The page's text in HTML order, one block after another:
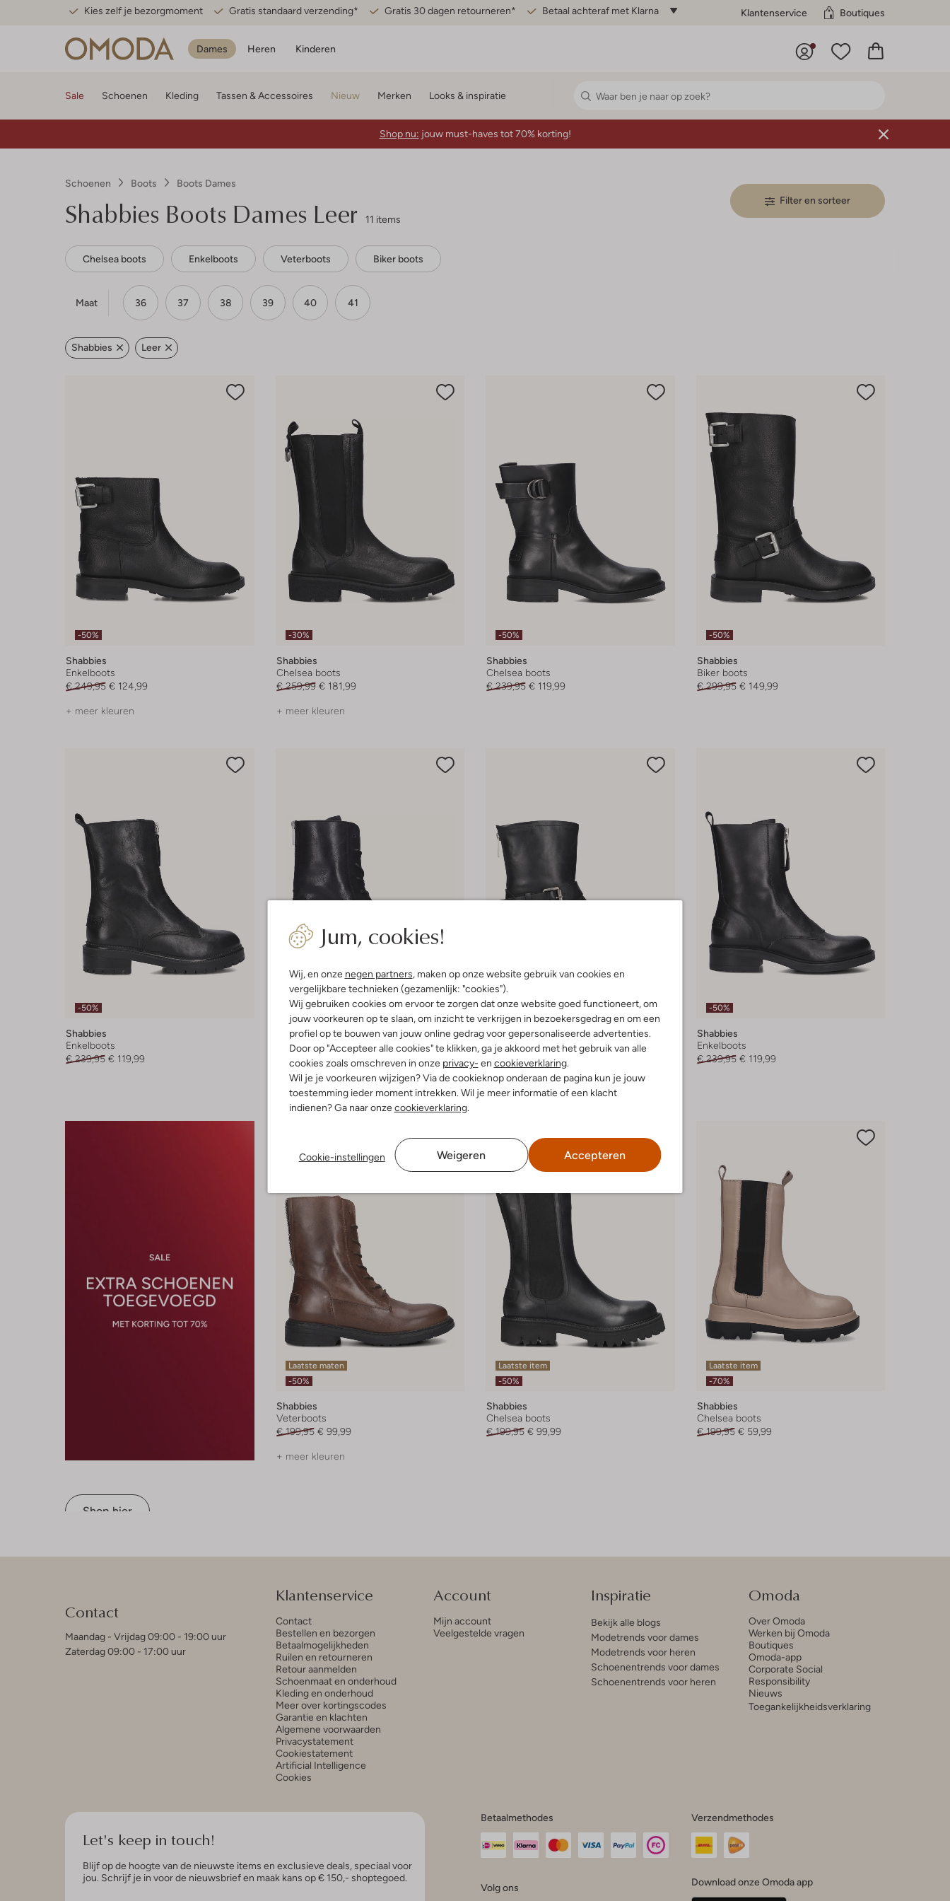
Kies zelf je bezorgmoment Gratis standaard verzending* Gratis 30 dagen retourneren* Betaal achteraf met Klarna Klantenservice Boutiques
Dames Heren Kinderen
Jum, cookies!
Wij, en onze negen partners, maken op onze website gebruik van cookies en
vergelijkbare technieken (gezamenlijk: "cookies").
Wij gebruiken cookies om ervoor te zorgen dat onze website goed functioneert, om
jouw voorkeuren op te slaan, om inzicht te verkrijgen in bezoekersgedrag en om een
profiel op te bouwen van jouw online gedrag voor gepersonaliseerde advertenties.
Door op "Accepteer alle cookies" te klikken, ga je akkoord met het gebruik van alle
cookies zoals omschreven in onze privacy- en cookieverklaring.
Wil je je voorkeuren wijzigen? Via de cookieknop onderaan de pagina kun je jouw
toestemming ieder moment intrekken. Wil je meer informatie of een klacht
indienen? Ga naar onzecookieverklaring.
Cookie-instellingen Weigeren Accepteren
Sale Schoenen Kleding Tassen & Accessoires Nieuw Merken Looks & inspiratie
Shop nu: jouw must-haves tot 70% korting!
Schoenen Boots Boots Dames
Shabbies Boots Dames Leer 11 items
Filter en sorteer
Chelsea boots Enkelboots Veterboots Biker boots
Maat 36 37 38 39 40 41
Shabbies Leer
-50%
Shabbies
Enkelboots
€ 249,95 € 124,99
+ meer kleuren
-30%
Shabbies
Chelsea boots
€ 259,99 € 181,99
+ meer kleuren
-50%
Shabbies
Chelsea boots
€ 239,95 € 119,99
-50%
Shabbies
Biker boots
€ 299,95 € 149,99
-50%
Shabbies
Enkelboots
€ 239,95 € 119,99
-50%
Shabbies
Veterboots
€ 199,95 € 99,99
+ meer kleuren
-50%
Shabbies
Boots
€ 199,95 € 99,99
-50%
Shabbies
Enkelboots
€ 239,95 € 119,99
Shop hier
Laatste maten
-50%
Shabbies
Veterboots
€ 199,95 € 99,99
+ meer kleuren
Laatste item
-50%
Shabbies
Chelsea boots
€ 199,95 € 99,99
Laatste item
-70%
Shabbies
Chelsea boots
€ 199,95 € 59,99
Contact
Maandag - Vrijdag 09:00 - 19:00 uur
Zaterdag 09:00 - 17:00 uur
Klantenservice
Contact
Bestellen en bezorgen
Betaalmogelijkheden
Ruilen en retourneren
Retour aanmelden
Schoenmaat en onderhoud
Kleding en onderhoud
Meer over kortingscodes
Garantie en klachten
Algemene voorwaarden
Privacystatement
Cookiestatement
Artificial Intelligence
Cookies
Account
Mijn account
Veelgestelde vragen
Inspiratie
Bekijk alle blogs
Modetrends voor dames
Modetrends voor heren
Schoenentrends voor dames
Schoenentrends voor heren
Omoda
Over Omoda
Werken bij Omoda
Boutiques
Omoda-app
Corporate Social
Responsibility
Nieuws
Toegankelijkheidsverklaring
Let's keep in touch!
Blijf op de hoogte van de nieuwste items en exclusieve deals, speciaal voor
jou. Schrijf je in voor de nieuwsbrief en maak kans op € 150,- shoptegoed.
Betaalmethodes
Volg ons
Verzendmethodes
Download onze Omoda app